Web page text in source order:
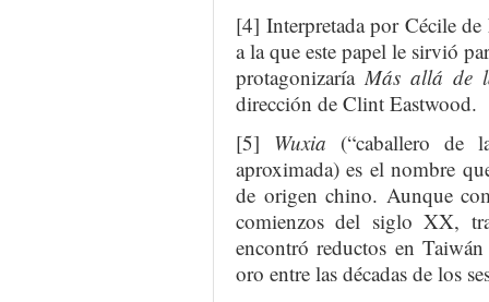
[4] Interpretada por Cécile
a la que este papel le sirvió
protagonizaríaMás allá de
dirección de Clint Eastwood.
[5] Wuxia (“caballero de
aproximada) es el nombre
de origen chino. Aunque
comienzos del siglo XX,
encontró reductos en
oro entre las décadas de los